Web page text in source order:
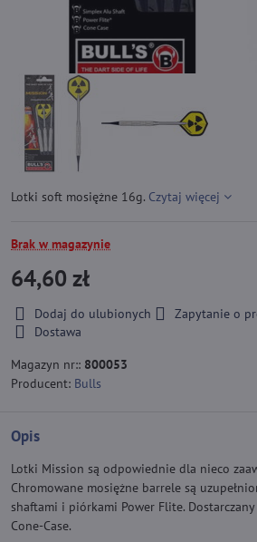
Lotki soft mosiężne 16g. Czytaj więcej
Brak w magazynie
64,60 zł
Dodaj do ulubionych Zapytanie o
Dostawa
Magazyn nr:: 800053
Producent: Bulls
Opis
Lotki Mission są odpowiednie dla nieco
Chromowane mosiężne barrele są
shaftami i piórkami Power Flite.
Cone-Case.